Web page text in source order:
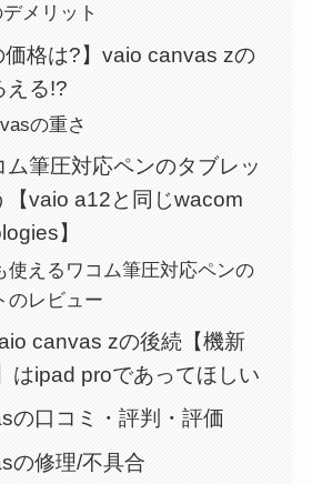
メリット
価格は?】vaio canvas zの
える!?
の重さ
ム筆圧対応ペンのタブレッ
【vaio a12と同じwacom
】
使えるワコム筆圧対応ペンの
のレビュー
canvas zの後続【機新
はipad proであってほしい
の口コミ・評判・評価
の修理/不具合